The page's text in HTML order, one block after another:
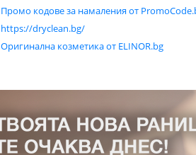
Промо кодове за намаления от
https://dryclean.bg/
Оригинална козметика от ELINOR.bg